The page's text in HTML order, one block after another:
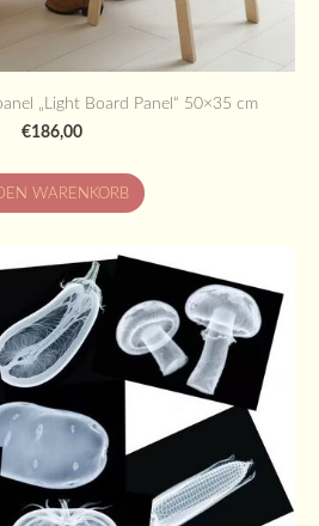
„Light Board Panel“ 50×35 cm
€186,00
WARENKORB